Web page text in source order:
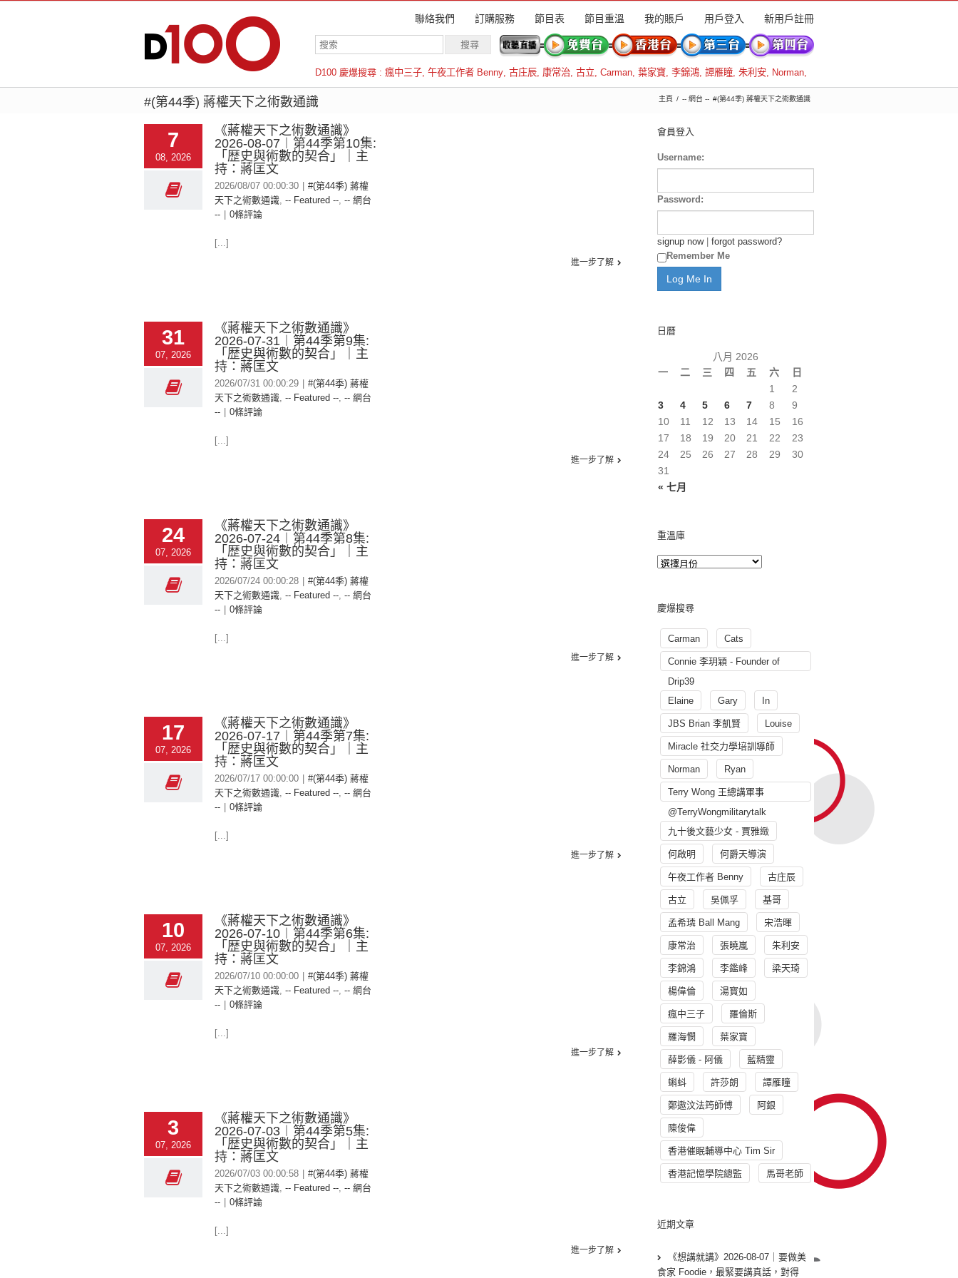
聯絡我們 訂購服務 節目表 節目重溫 我的賬戶 用戶登入 新用戶註冊
D100 慶爆搜尋 : 瘋中三子, 午夜工作者 Benny, 古庄辰, 康常治, 古立, Carman, 葉家寶, 李錦鴻, 譚雁瞳, 朱利安, Norman,
羅倫斯
#(第44季) 蔣權天下之術數通識 主頁 -- 網台 -- #(第44季) 蔣權天下之術數通識
7
08, 2026
《蔣權天下之術數通識》
2026-08-07︱第44季第10集:
「歴史與術數的契合」｜主
持：蔣匡文
2026/08/07 00:00:30
#(第44季) 蔣權
天下之術數通識, -- Featured --, -- 網台
--
0條評論
[...]
進一步了解
31
07, 2026
《蔣權天下之術數通識》
2026-07-31︱第44季第9集:
「歴史與術數的契合」｜主
持：蔣匡文
2026/07/31 00:00:29
#(第44季) 蔣權
天下之術數通識, -- Featured --, -- 網台
--
0條評論
[...]
進一步了解
24
07, 2026
《蔣權天下之術數通識》
2026-07-24︱第44季第8集:
「歴史與術數的契合」｜主
持：蔣匡文
2026/07/24 00:00:28
#(第44季) 蔣權
天下之術數通識, -- Featured --, -- 網台
--
0條評論
[...]
進一步了解
17
07, 2026
《蔣權天下之術數通識》
2026-07-17︱第44季第7集:
「歴史與術數的契合」｜主
持：蔣匡文
2026/07/17 00:00:00
#(第44季) 蔣權
天下之術數通識, -- Featured --, -- 網台
--
0條評論
[...]
進一步了解
10
07, 2026
《蔣權天下之術數通識》
2026-07-10︱第44季第6集:
「歴史與術數的契合」｜主
持：蔣匡文
2026/07/10 00:00:00
#(第44季) 蔣權
天下之術數通識, -- Featured --, -- 網台
--
0條評論
[...]
進一步了解
3
07, 2026
《蔣權天下之術數通識》
2026-07-03︱第44季第5集:
「歴史與術數的契合」｜主
持：蔣匡文
2026/07/03 00:00:58
#(第44季) 蔣權
天下之術數通識, -- Featured --, -- 網台
--
0條評論
[...]
進一步了解
會員登入
Username:
Password:
signup now| forgot password?
Remember Me
日曆
八月 2026
一
二 三 四 五 六 日
« 七月
1
2
3
4 5 6 7 8
9
10
11 12 13 14 15
16
17
18 19 20 21 22
23
24
25 26 27 28 29
30
31
重溫庫
慶爆搜尋
Carman Cats
Connie 李玥穎 - Founder of
Drip39
Elaine
Gary In
JBS Brian 李凱賢 Louise
Miracle 社交力學培訓導師
Norman Ryan
Terry Wong 王總講軍事
@TerryWongmilitarytalk
九十後文藝少女 - 賈雅緻
何啟明 何爵天導演
午夜工作者 Benny 古庄辰
古立 吳佩孚 基哥
孟希璘 Ball Mang 宋浩暉
康常治 張曉嵐 朱利安
李錦鴻 李鑑峰 梁天琦
楊偉倫 湯寳如
瘋中三子 羅倫斯
羅海憫 葉家寶
薛影儀 - 阿儀 藍精靈
蝌蚪 許莎朗 譚雁瞳
鄭遨汶法筠師傅 阿銀
陳俊偉
香港催眠輔導中心 Tim Sir
香港記憶學院總監 馬哥老師
近期文章
《想講就講》2026-08-07｜要做美
食家 Foodie，最緊要講真話，對得